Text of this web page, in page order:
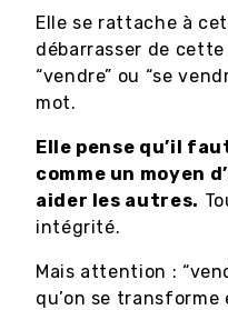
Elle se rattache à
débarrasser de
“vendre” ou “se
mot.
Elle pense qu’il
comme un moyen
aider les autres.
intégrité.
Mais attention :
qu’on se transforme